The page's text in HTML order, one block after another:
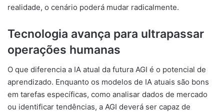
realidade, o cenário poderá mudar radicalmente.
Tecnologia avança para ultrapassar
operações humanas
O que diferencia a IA atual da futura AGI é o potencial de
aprendizado. Enquanto os modelos de IA atuais são bons
em tarefas específicas, como analisar dados de mercado
ou identificar tendências, a AGI deverá ser capaz de